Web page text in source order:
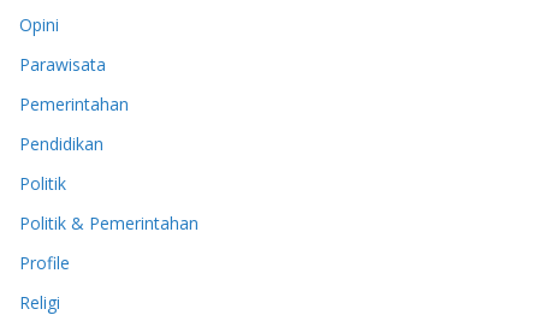
Opini
Parawisata
Pemerintahan
Pendidikan
Politik
Politik & Pemerintahan
Profile
Religi